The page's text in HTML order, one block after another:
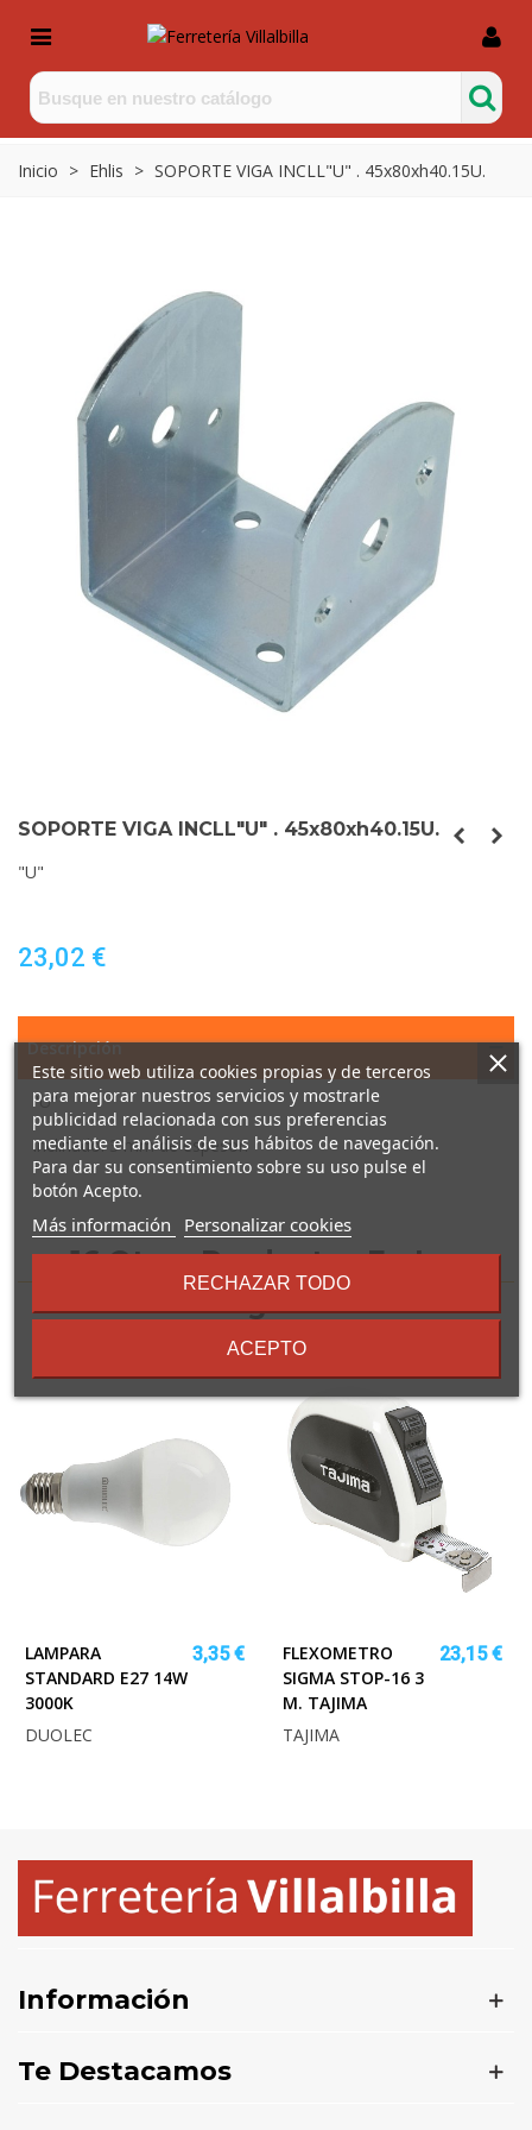
Inicio > Ehlis > SOPORTE VIGA INCLL"U" . 45x80xh40.15U.
SOPORTE VIGA INCLL"U" . 45x80xh40.15U.
"U"
23,02 €
Descripción
"U"
Inclinado. 3 mm de espesor.
16 Otros Productos En La
Misma Categoría:
LAMPARA
STANDARD E27 14W
3000K
3,35 €
DUOLEC
FLEXOMETRO
SIGMA STOP-16 3
M. TAJIMA
23,15 €
TAJIMA
Información
Te Destacamos
Este sitio web utiliza cookies propias y de terceros
para mejorar nuestros servicios y mostrarle
publicidad relacionada con sus preferencias
mediante el análisis de sus hábitos de navegación.
Para dar su consentimiento sobre su uso pulse el
botón Acepto.
Más información
sobre
términos
condiciones
Personalizar cookies
RECHAZAR TODO
ACEPTO